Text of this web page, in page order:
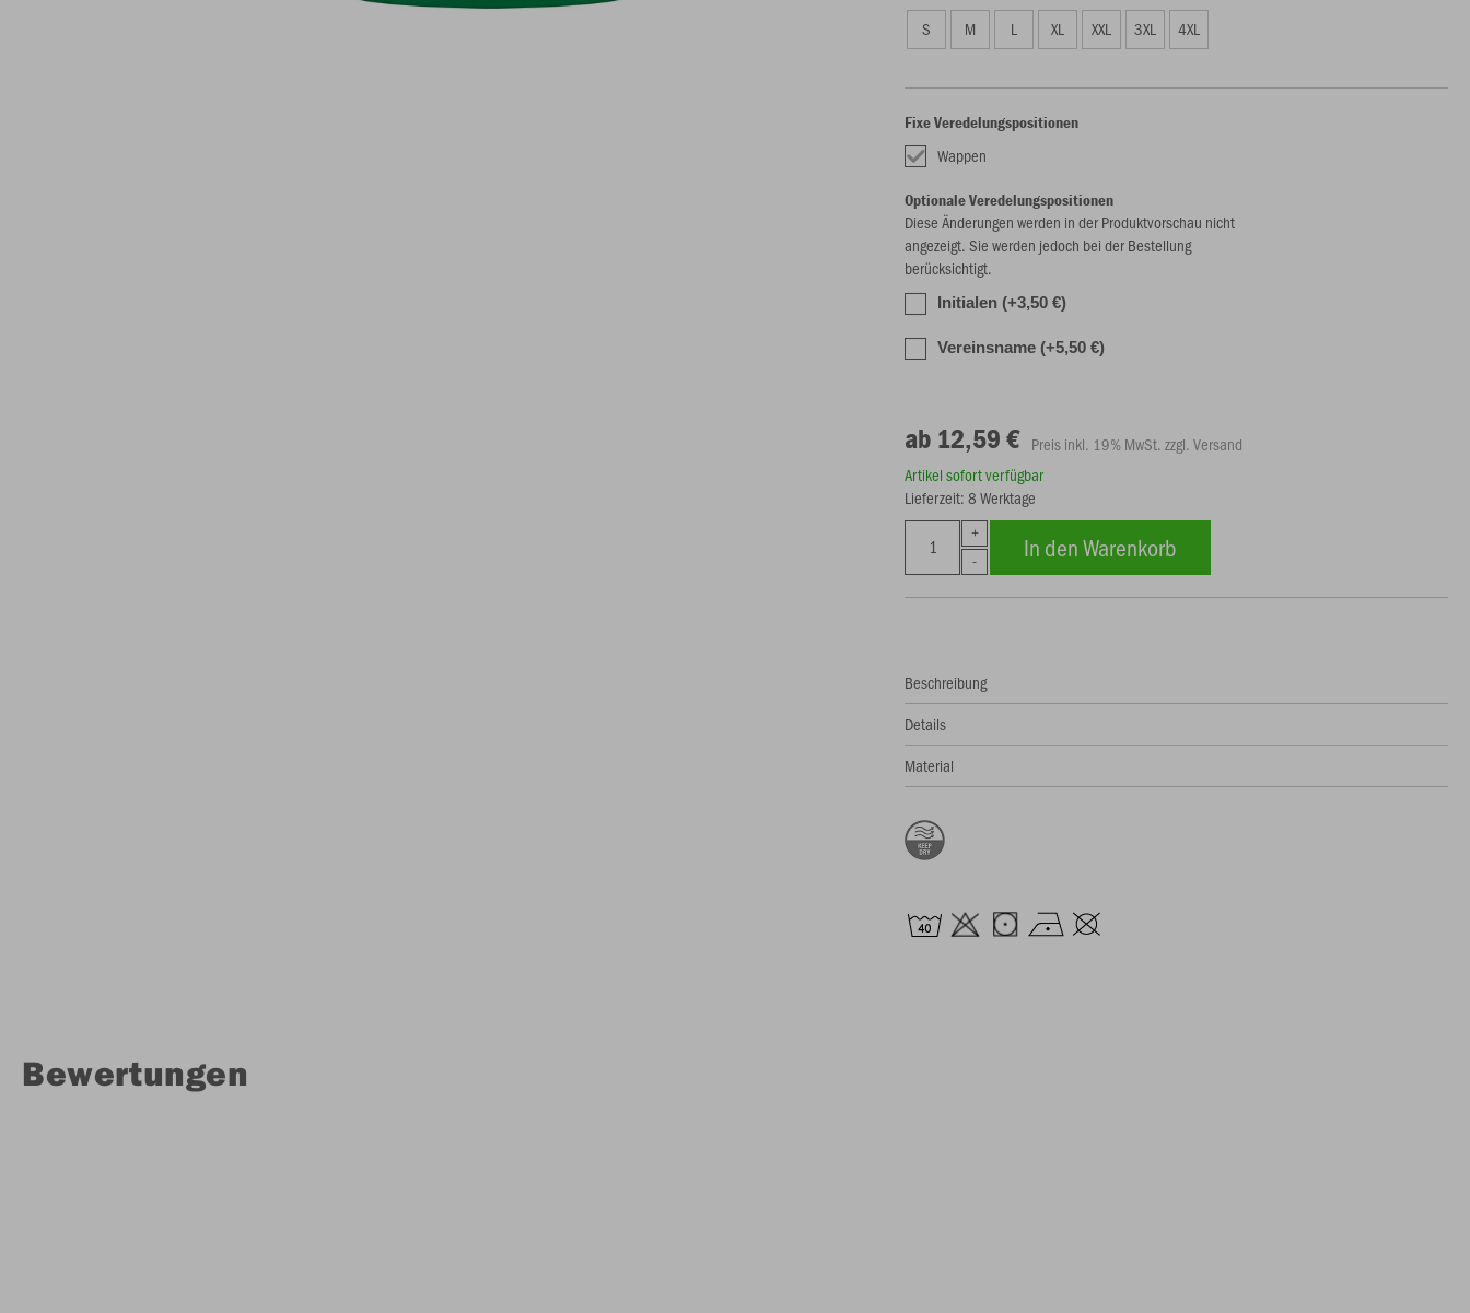
S M L XL XXL 3XL 4XL
Fixe Veredelungspositionen
Wappen
Optionale Veredelungspositionen
Diese Änderungen werden in der Produktvorschau nicht
angezeigt. Sie werden jedoch bei der Bestellung
berücksichtigt.
Initialen (+3,50 €)
Vereinsname (+5,50 €)
ab 12,59 € Preis inkl. 19% MwSt. zzgl. Versand
Artikel sofort verfügbar
Lieferzeit: 8 Werktage
In den Warenkorb
Beschreibung
Details
Material
Bewertungen